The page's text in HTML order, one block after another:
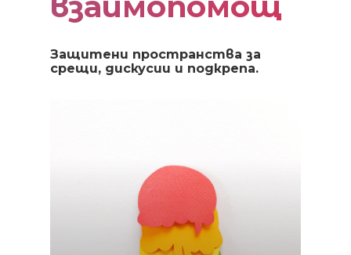
Защитени пространства за
срещи, дискусии и подкрепа.